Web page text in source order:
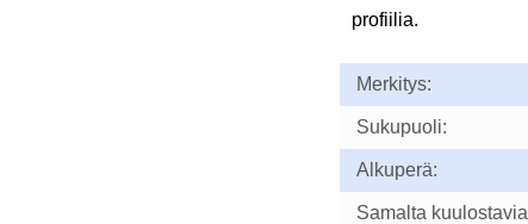
profiilia.
Merkitys:
Sukupuoli:
Alkuperä:
Samalta kuulostavia